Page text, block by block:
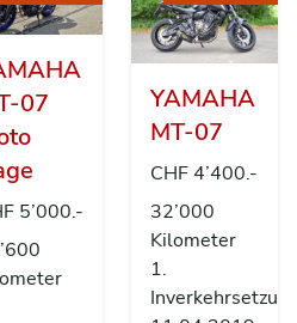
07
5’000.-
YAMAHA
MT-07
CHF 4’400.-
32’000
Kilometer
1.